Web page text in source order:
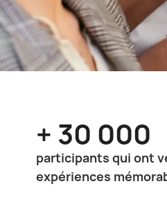
+ 30 000
participants qui ont
expériences